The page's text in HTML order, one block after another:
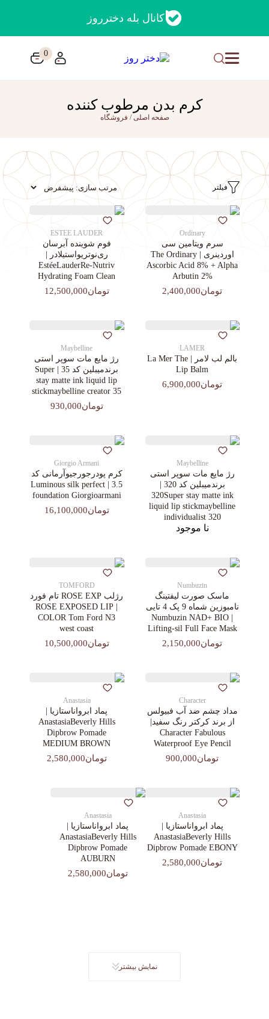
کانال بله دخترروز
0
کرم بدن مرطوب کننده
صفحه اصلی/ فروشگاه
فیلتر
Ordinary
سرم ویتامین سی
اوردینری | The Ordinary
Ascorbic Acid 8% + Alpha
Arbutin 2%
تومان2,400,000
ESTEE LAUDER
فوم شوینده آبرسان
ری‌نوتریواستیلادر |
EstéeLauderRe-Nutriv
Hydrating Foam Clean
تومان12,500,000
LAMER
بالم لب لامر | La Mer The
Lip Balm
تومان6,900,000
Maybelline
رژ مایع مات سوپر استی‌
برندمیبلین کد 35 | Super
stay matte ink liquid lip
stickmaybelline creator 35
تومان930,000
Maybelline
رژ مایع مات سوپر استی‌
320Super stay matte ink
liquid lip stickmaybelline
individualist 320
نا موجود
Giorgio Armani
کرم پودرجورجیوآرمانی کد
3.5 | Luminous silk perfect
foundation Giorgioarmani
تومان16,100,000
Numbuzin
ماسک صورت لیفتینگ
نامبوزین شماه 9 پک 4 تایی
| Numbuzin NAD+ BIO
Lifting-sil Full Face Mask
تومان2,150,000
TOMFORD
رژلب ROSE EXP تام فورد
| ROSE EXPOSED LIP
COLOR Tom Ford N3
west coast
تومان10,500,000
Character
مداد چشم ضد آب فبیولس
از برند کرکتر رنگ سفید|
Character Fabulous
Waterproof Eye Pencil
تومان900,000
Anastasia
پماد ابرواناستازیا |
AnastasiaBeverly Hills
Dipbrow Pomade
MEDIUM BROWN
تومان2,580,000
Anastasia
پماد ابرواناستازیا |
AnastasiaBeverly Hills
Dipbrow Pomade EBONY
تومان2,580,000
Anastasia
پماد ابرواناستازیا |
AnastasiaBeverly Hills
Dipbrow Pomade
AUBURN
تومان2,580,000
نمایش بیشتر